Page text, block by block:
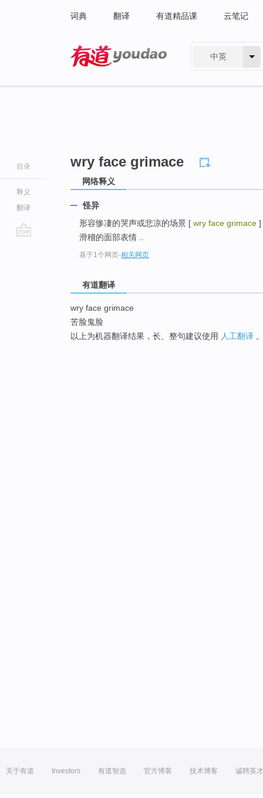
词典 翻译 有道精品课 云笔记
中英
目录
释义
翻译
wry face grimace
网络释义
怪异
形容惨凄的哭声或悲凉的场景 [ wry face grimace ]
滑稽的面部表情 ..
基于1个网页-相关网页
有道翻译
wry face grimace
苦脸鬼脸
以上为机器翻译结果，长、整句建议使用 人工翻译
关于有道 Investors 有道智选 官方博客 技术博客 诚聘英才